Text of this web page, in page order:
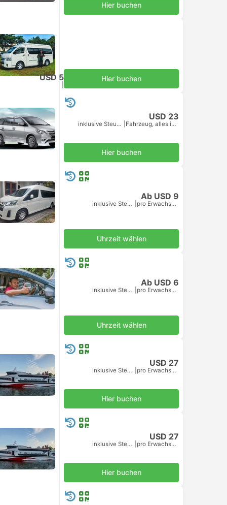
Hier buchen
USD 5 Hier buchen
USD 23
inklusive Steuern Fahrzeug, alles inkl.
Hier buchen
Ab USD 9
inklusive Steuern pro Erwachsener
Uhrzeit wählen
Ab USD 6
inklusive Steuern pro Erwachsener
Uhrzeit wählen
USD 27
inklusive Steuern pro Erwachsener
Hier buchen
USD 27
inklusive Steuern pro Erwachsener
Hier buchen